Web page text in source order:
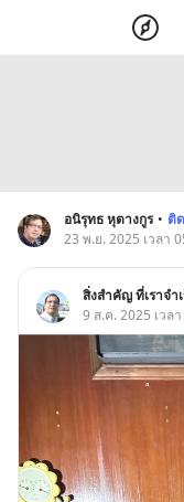
อนิรุทธ หุตางกูร • ติ
23 พ.ย. 2025 เวลา
สิ่งสำคัญ ที่เราจำ
9 ส.ค. 2025 เวล